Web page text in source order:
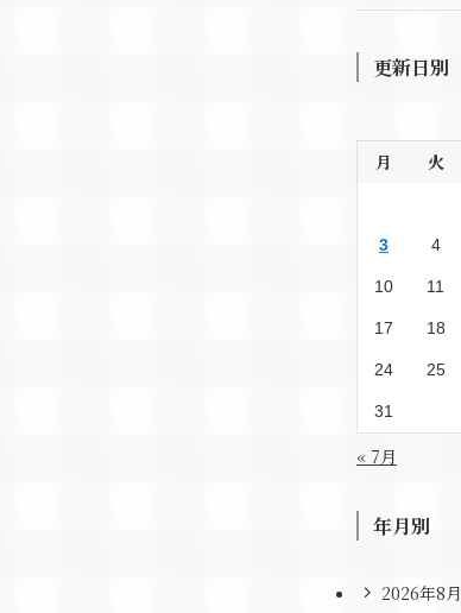
更新日別
月 火
3 4
10 11
17 18
24 25
31
« 7月
年月別
2026年8月